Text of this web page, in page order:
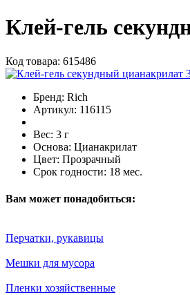
Клей-гель
Код товара: 615486
Бренд: Rich
Артикул: 116115
Вес: 3 г
Основа: Цианакрилат
Цвет: Прозрачный
Срок годности: 18 мес.
Вам может понадобиться:
Перчатки, рукавицы
Мешки для мусора
Пленки хозяйственные